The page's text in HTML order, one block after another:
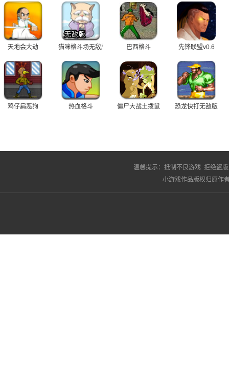
天地会大劫 猫咪格斗场无敌版 巴西格斗 先锋联盟v0.6
鸡仔扁恶狗 热血格斗 僵尸大战土拨鼠 恐龙快打无敌版
温馨提示： 抵制不良游戏 拒绝盗
小游戏作品版权归原作